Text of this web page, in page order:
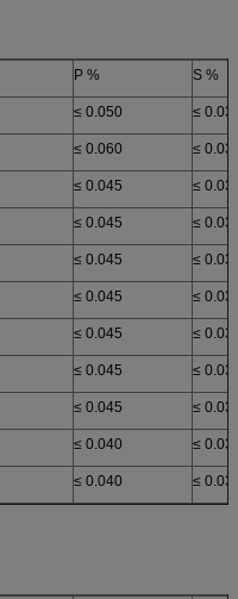
P % S %
≤ 0.050 ≤ 0.03
≤ 0.060 ≤ 0.03
≤ 0.045 ≤ 0.03
≤ 0.045 ≤ 0.03
≤ 0.045 ≤ 0.03
≤ 0.045 ≤ 0.03
≤ 0.045 ≤ 0.03
≤ 0.045 ≤ 0.03
≤ 0.045 ≤ 0.03
≤ 0.040 ≤ 0.03
≤ 0.040 ≤ 0.03